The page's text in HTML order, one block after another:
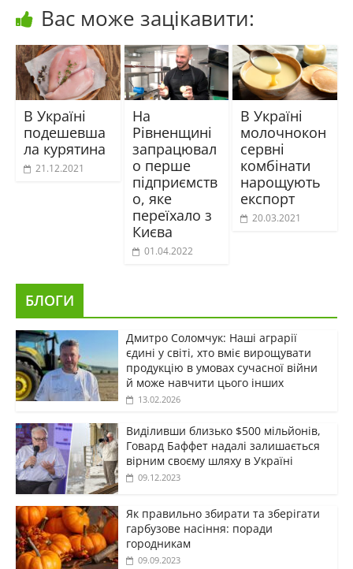
Вас може зацікавити:
В Україні
подешевша
ла курятина
21.12.2021
На
Рівненщині
запрацювал
о перше
підприємств
о, яке
переїхало з
Києва
01.04.2022
В Україні
молочнокон
сервні
комбінати
нарощують
експорт
20.03.2021
БЛОГИ
Дмитро Соломчук: Наші аграрії
єдині у світі, хто вміє вирощувати
продукцію в умовах сучасної війни
й може навчити цього інших
13.02.2026
Виділивши близько $500 мільйонів,
Говард Баффет надалі залишається
вірним своєму шляху в Україні
09.12.2023
Як правильно збирати та зберігати
гарбузове насіння: поради
городникам
09.09.2023